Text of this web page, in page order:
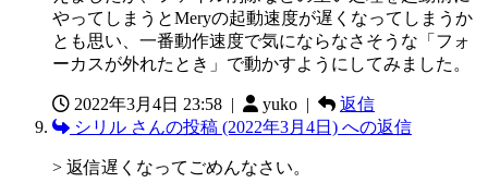
やってしまうとMeryの起動速度が遅くなってしまうか
とも思い、一番動作速度で気にならなさそうな「フォ
ーカスが外れたとき」で動かすようにしてみました。
2022年3月4日 23:58 | yuko |
返信
シリル さんの投稿 (2022年3月4日) への返信
> 返信遅くなってごめんなさい。